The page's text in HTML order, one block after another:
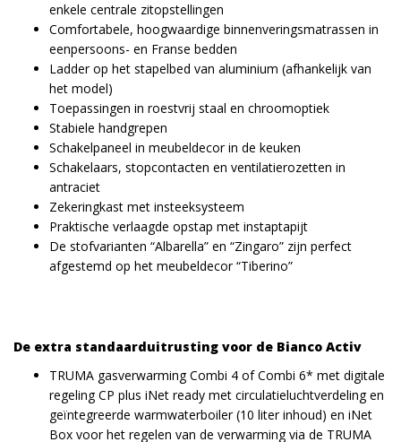
enkele centrale zitopstellingen
Comfortabele, hoogwaardige binnenveringsmatrassen in
eenpersoons- en Franse bedden
Ladder op het stapelbed van aluminium (afhankelijk van
het model)
Toepassingen in roestvrij staal en chroomoptiek
Stabiele handgrepen
Schakelpaneel in meubeldecor in de keuken
Schakelaars, stopcontacten en ventilatierozetten in
antraciet
Zekeringkast met insteeksysteem
Praktische verlaagde opstap met instaptapijt
De stofvarianten “Albarella” en “Zingaro” zijn perfect
afgestemd op het meubeldecor “Tiberino”
De extra standaarduitrusting voor de Bianco Activ
TRUMA gasverwarming Combi 4 of Combi 6* met digitale
regeling CP plus iNet ready met circulatieluchtverdeling en
geïntegreerde warmwaterboiler (10 liter inhoud) en iNet
Box voor het regelen van de verwarming via de TRUMA